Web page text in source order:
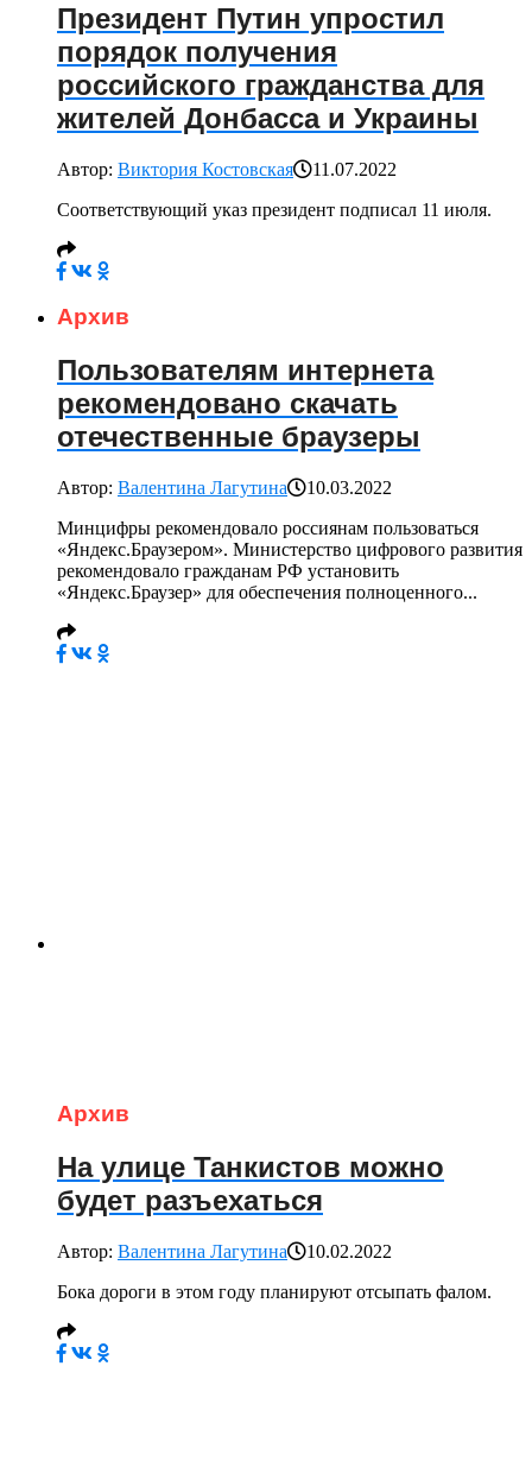
Президент Путин упростил
порядок получения
российского гражданства для
жителей Донбасса и Украины
Автор: Виктория Костовская
11.07.2022
Соответствующий указ президент подписал 11 июля.
Архив
Пользователям интернета
рекомендовано скачать
отечественные браузеры
Автор: Валентина Лагутина
10.03.2022
Минцифры рекомендовало россиянам пользоваться
«Яндекс.Браузером». Министерство цифрового развития
рекомендовало гражданам РФ установить
«Яндекс.Браузер» для обеспечения полноценного...
Архив
На улице Танкистов можно
будет разъехаться
Автор: Валентина Лагутина
10.02.2022
Бока дороги в этом году планируют отсыпать фалом.